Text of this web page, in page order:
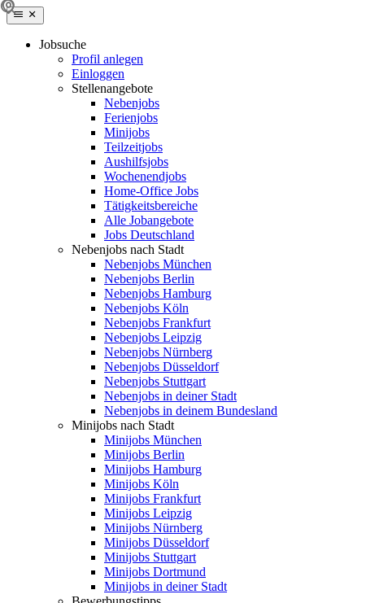
Jobsuche
Profil anlegen
Einloggen
Stellenangebote
Nebenjobs
Ferienjobs
Minijobs
Teilzeitjobs
Aushilfsjobs
Wochenendjobs
Home-Office Jobs
Tätigkeitsbereiche
Alle Jobangebote
Jobs Deutschland
Nebenjobs nach Stadt
Nebenjobs München
Nebenjobs Berlin
Nebenjobs Hamburg
Nebenjobs Köln
Nebenjobs Frankfurt
Nebenjobs Leipzig
Nebenjobs Nürnberg
Nebenjobs Düsseldorf
Nebenjobs Stuttgart
Nebenjobs in deiner Stadt
Nebenjobs in deinem Bundesland
Minijobs nach Stadt
Minijobs München
Minijobs Berlin
Minijobs Hamburg
Minijobs Köln
Minijobs Frankfurt
Minijobs Leipzig
Minijobs Nürnberg
Minijobs Düsseldorf
Minijobs Stuttgart
Minijobs Dortmund
Minijobs in deiner Stadt